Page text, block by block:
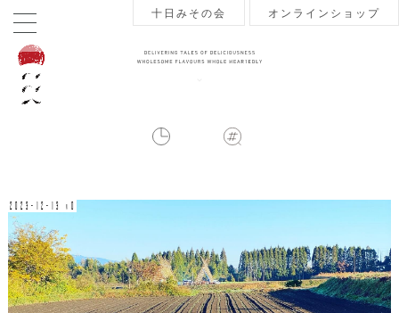
十日みその会 オンラインショップ
2023-12-13 v0